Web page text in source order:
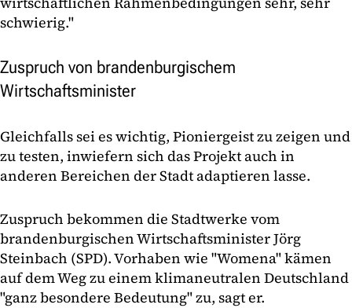
schwierig."
Zuspruch von brandenburgischem
Wirtschaftsminister
Gleichfalls sei es wichtig, Pioniergeist zu zeigen und
zu testen, inwiefern sich das Projekt auch in
anderen Bereichen der Stadt adaptieren lasse.
Zuspruch bekommen die Stadtwerke vom
brandenburgischen Wirtschaftsminister Jörg
Steinbach (SPD). Vorhaben wie "Womena" kämen
auf dem Weg zu einem klimaneutralen Deutschland
"ganz besondere Bedeutung" zu, sagt er.